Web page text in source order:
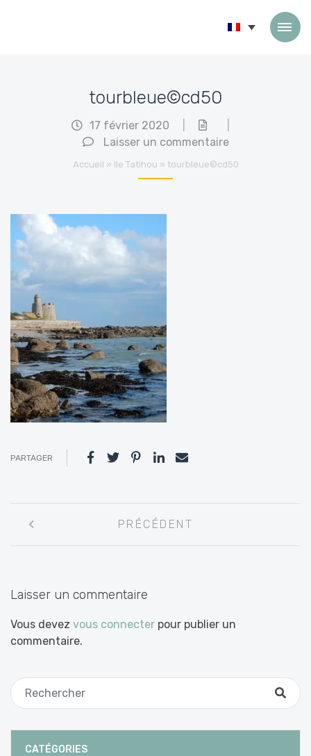
tourbleue©cd50
17 février 2020
Laisser un commentaire
Accueil » Ile Tatihou » tourbleue©cd50
PARTAGER
entre
PRÉCÉDENT
Laisser un commentaire
Vous devez vous connecter pour publier un
commentaire.
CATÉGORIES